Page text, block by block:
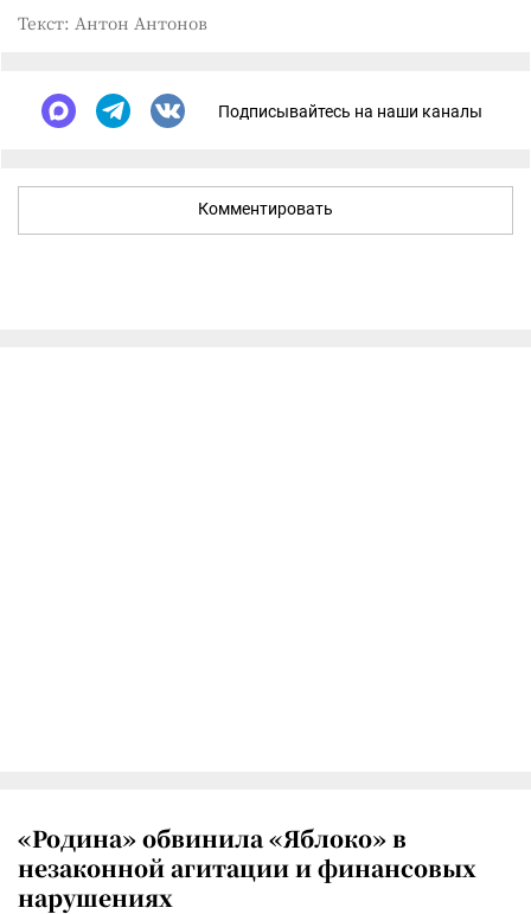
Текст: Антон Антонов
Подписывайтесь на наши каналы
Комментировать
«Родина» обвинила «Яблоко» в
незаконной агитации и финансовых
нарушениях